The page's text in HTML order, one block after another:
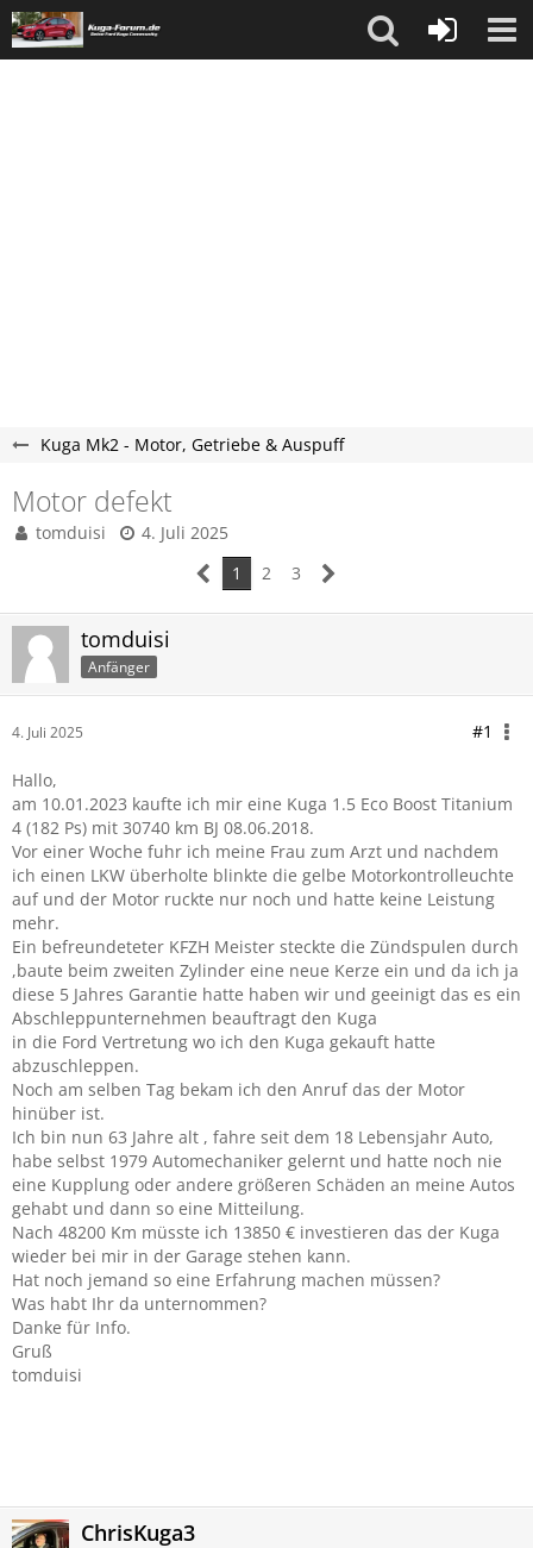
Kuga Mk2 - Motor, Getriebe & Auspuff
Motor defekt
tomduisi
4. Juli 2025
1
2 3
tomduisi
Anfänger
4. Juli 2025 #1
Hallo,
am 10.01.2023 kaufte ich mir eine Kuga 1.5 Eco Boost Titanium
4 (182 Ps) mit 30740 km BJ 08.06.2018.
Vor einer Woche fuhr ich meine Frau zum Arzt und nachdem
ich einen LKW überholte blinkte die gelbe Motorkontrolleuchte
auf und der Motor ruckte nur noch und hatte keine Leistung
mehr.
Ein befreundeteter KFZH Meister steckte die Zündspulen durch
,baute beim zweiten Zylinder eine neue Kerze ein und da ich ja
diese 5 Jahres Garantie hatte haben wir und geeinigt das es ein
Abschleppunternehmen beauftragt den Kuga
in die Ford Vertretung wo ich den Kuga gekauft hatte
abzuschleppen.
Noch am selben Tag bekam ich den Anruf das der Motor
hinüber ist.
Ich bin nun 63 Jahre alt , fahre seit dem 18 Lebensjahr Auto,
habe selbst 1979 Automechaniker gelernt und hatte noch nie
eine Kupplung oder andere größeren Schäden an meine Autos
gehabt und dann so eine Mitteilung.
Nach 48200 Km müsste ich 13850 € investieren das der Kuga
wieder bei mir in der Garage stehen kann.
Hat noch jemand so eine Erfahrung machen müssen?
Was habt Ihr da unternommen?
Danke für Info.
Gruß
tomduisi
ChrisKuga3